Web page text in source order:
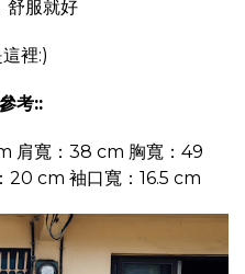
舒服就好
裡:)
考::
肩寬：38 cm 胸寬：49
20 cm 袖口寬：16.5 cm